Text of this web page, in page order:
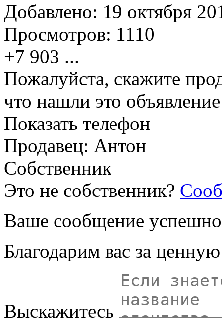
Добавлено: 19 октября
Просмотров: 1110
+7 903 ...
Пожалуйста, скажите
что нашли это
Показать телефон
Продавец: Антон
Собственник
Это не собственник?
Ваше сообщение успешно
Благодарим вас за
Выскажитесь